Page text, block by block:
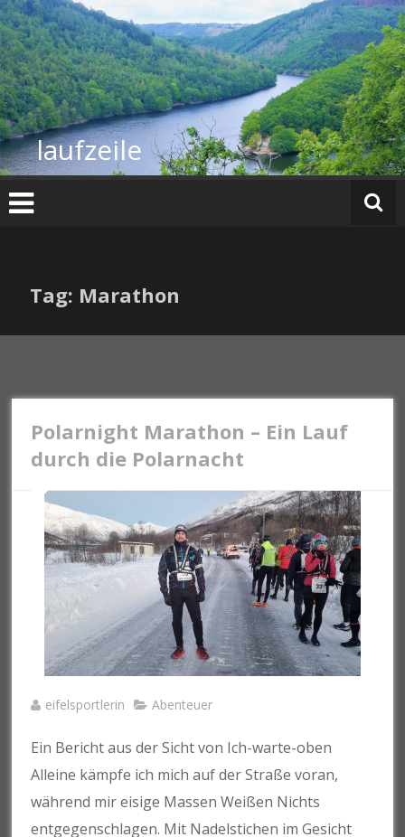
Zum
Inhalt
springen
laufzeile
Tag: Marathon
Polarnight Marathon – Ein Lauf
durch die Polarnacht
eifelsportlerin Abenteuer
Ein Bericht aus der Sicht von Ich-warte-oben
Alleine kämpfe ich mich auf der Straße voran,
während mir eisige Massen Weißen Nichts
entgegenschlagen. Mit Nadelstichen im Gesicht